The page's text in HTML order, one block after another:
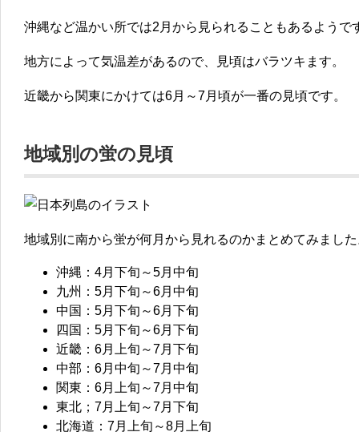
沖縄など温かい所では2月から見られることもあるようで
地方によって気温差があるので、見頃はバラツキます。
近畿から関東にかけては6月～7月頃が一番の見頃です。
地域別の蛍の見頃
地域別に南から蛍が何月から見れるのかまとめてみまし
沖縄：4月下旬～5月中旬
九州：5月下旬～6月中旬
中国：5月下旬～6月下旬
四国：5月下旬～6月下旬
近畿：6月上旬～7月下旬
中部：6月中旬～7月中旬
関東：6月上旬～7月中旬
東北；7月上旬～7月下旬
北海道：7月上旬～8月上旬